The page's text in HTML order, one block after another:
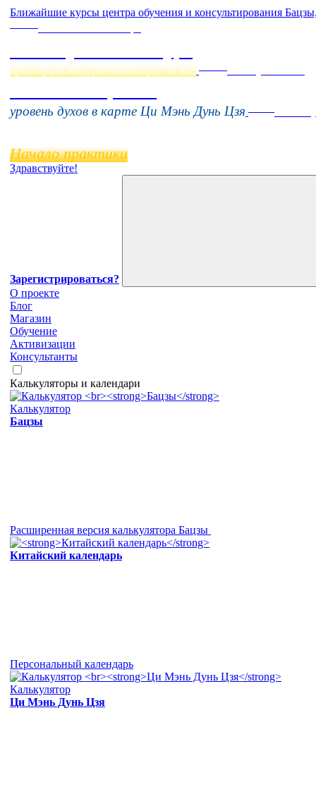
Ближайшие курсы центра обучения и консультирования
пространство, работающее на вас
уровень духов в карте Ци Мэнь Дунь Цзя
Начало практики
Здравствуйте!
Зарегистрироваться?
О проекте
Блог
Магазин
Обучение
Активизации
Консультанты
Калькуляторы и календари
Калькулятор
Бацзы
Расширенная версия калькулятора Бацзы
Китайский календарь
Персональный календарь
Калькулятор
Ци Мэнь Дунь Цзя